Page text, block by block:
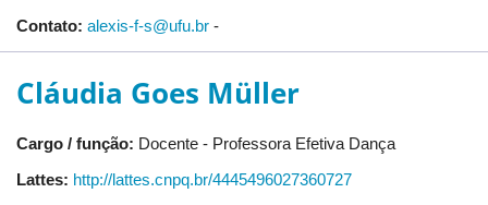
Contato: alexis-f-s@ufu.br -
Cláudia Goes Müller
Cargo / função: Docente - Professora Efetiva Dança
Lattes: http://lattes.cnpq.br/4445496027360727